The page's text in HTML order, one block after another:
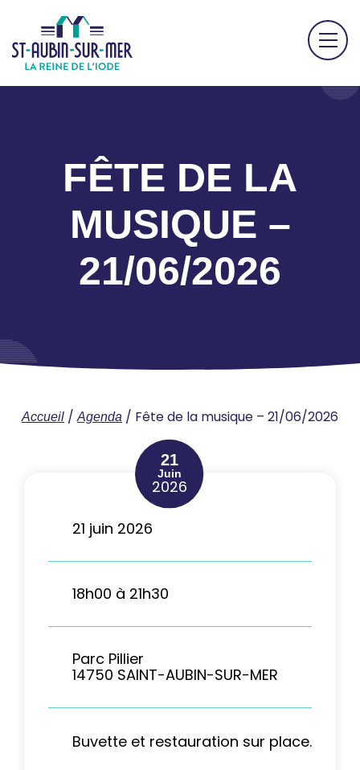
FÊTE DE LA
MUSIQUE –
21/06/2026
Accueil /Agenda / Fête de la musique – 21/06/2026
21
Juin
2026
21 juin 2026
18h00 à 21h30
Parc Pillier
14750 SAINT-AUBIN-SUR-MER
Buvette et restauration sur place.